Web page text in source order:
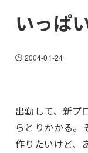
いっぱ
2004-01-24
出勤して、新プ
らとりかかる。
作りたいけど、